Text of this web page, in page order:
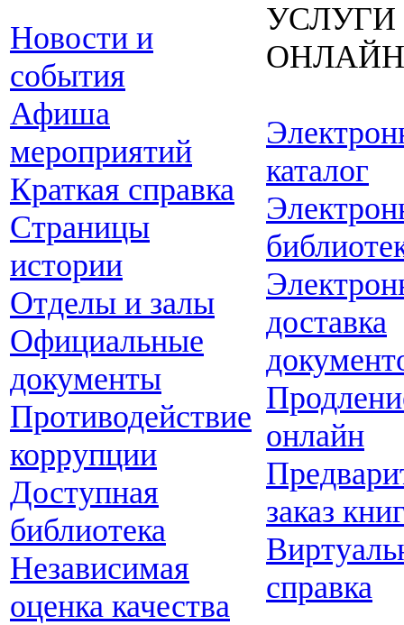
Новости и
события
Афиша
мероприятий
Краткая справка
Страницы
истории
Отделы и залы
Официальные
документы
Противодействие
коррупции
Доступная
библиотека
Независимая
оценка качества
УСЛУГИ
ОНЛАЙН
каталог
доставка
онлайн
заказ
справка